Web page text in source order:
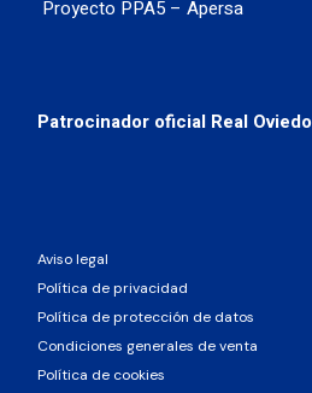
Proyecto PPA5 – Apersa
Patrocinador oficial Real Oviedo
Aviso legal
Política de privacidad
Política de protección de datos
Condiciones generales de venta
Política de cookies